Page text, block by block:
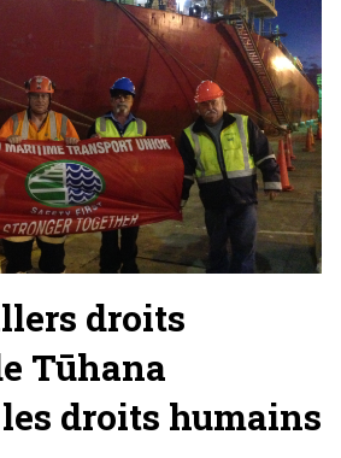
droits
Tūhana
droits humains